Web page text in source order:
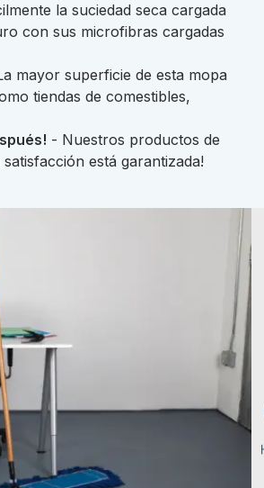
la suciedad seca cargada
con sus microfibras cargadas
mayor superficie de esta mopa
tiendas de comestibles,
- Nuestros productos de
está garantizada!